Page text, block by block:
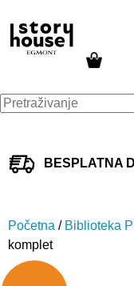
BESPLATNA
Početna / Biblioteka
komplet